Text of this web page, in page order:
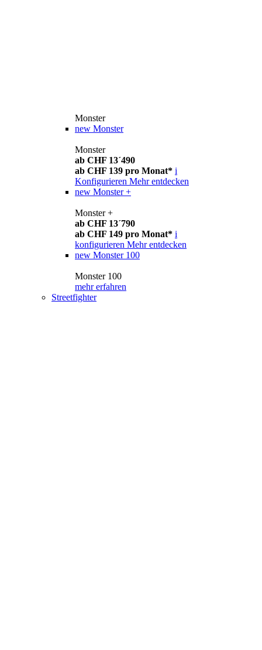
Monster
new Monster
Monster
ab CHF 13´490
ab CHF 139 pro Monat* i
Konfigurieren Mehr entdecken
new Monster +
Monster +
ab CHF 13´790
ab CHF 149 pro Monat* i
konfigurieren Mehr entdecken
new Monster 100
Monster 100
mehr erfahren
Streetfighter